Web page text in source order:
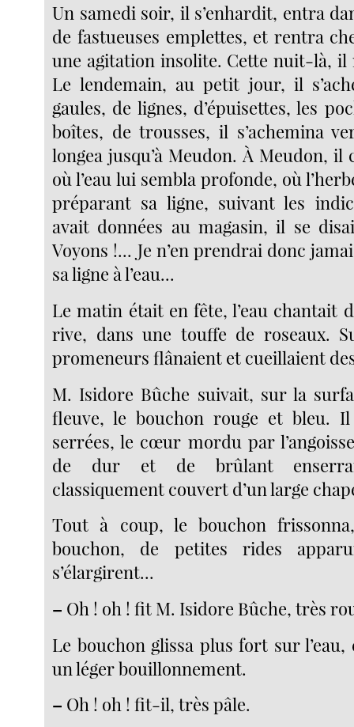
Un samedi soir, il s’enhardit, entra
de fastueuses emplettes, et rentra
une agitation insolite. Cette nuit-là,
Le lendemain, au petit jour, il
gaules, de lignes, d’épuisettes, les
boîtes, de trousses, il s’achemina
longea jusqu’à Meudon. À Meudon, il
où l’eau lui sembla profonde, où
préparant sa ligne, suivant les
avait données au magasin, il se
Voyons !... Je n’en prendrai donc
sa ligne à l’eau...
Le matin était en fête, l’eau chantait
rive, dans une touffe de roseaux.
promeneurs flânaient et cueillaient
M. Isidore Bûche suivait, sur la
fleuve, le bouchon rouge et bleu.
serrées, le cœur mordu par
de dur et de brûlant
classiquement couvert d’un large
Tout à coup, le bouchon
bouchon, de petites rides
s’élargirent...
– Oh ! oh ! fit M. Isidore Bûche, très
Le bouchon glissa plus fort sur
un léger bouillonnement.
– Oh ! oh ! fit-il, très pâle.